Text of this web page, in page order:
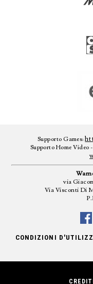
Supporto Games:
Supporto Home
via
Via Visconti Di
CONDIZIONI